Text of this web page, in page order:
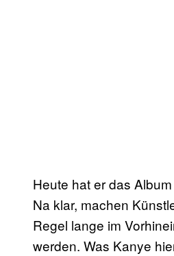
Heute hat er das
Na klar, machen
Regel lange im
werden. Was Kanye